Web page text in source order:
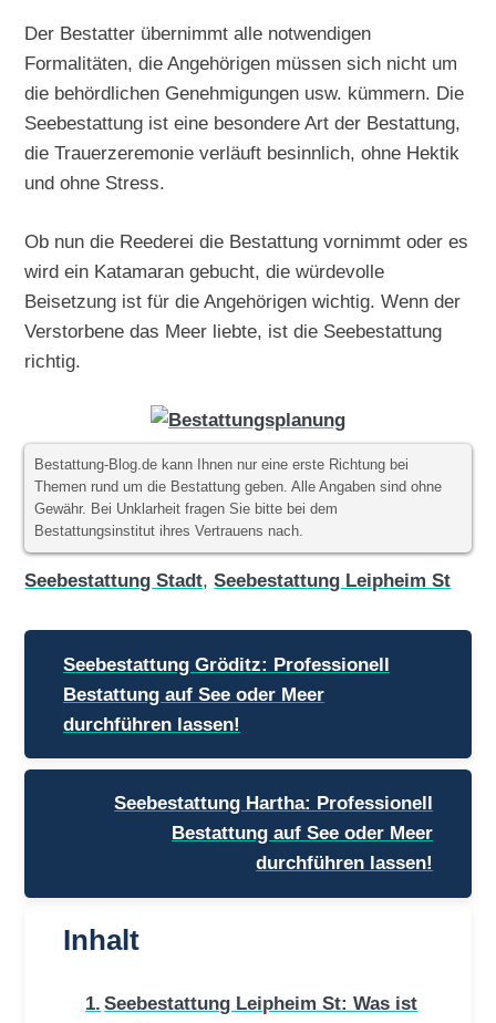
Der Bestatter übernimmt alle notwendigen
Formalitäten, die Angehörigen müssen sich nicht um
die behördlichen Genehmigungen usw. kümmern. Die
Seebestattung ist eine besondere Art der Bestattung,
die Trauerzeremonie verläuft besinnlich, ohne Hektik
und ohne Stress.
Ob nun die Reederei die Bestattung vornimmt oder es
wird ein Katamaran gebucht, die würdevolle
Beisetzung ist für die Angehörigen wichtig. Wenn der
Verstorbene das Meer liebte, ist die Seebestattung
richtig.
Bestattung-Blog.de kann Ihnen nur eine erste Richtung bei
Themen rund um die Bestattung geben. Alle Angaben sind ohne
Gewähr. Bei Unklarheit fragen Sie bitte bei dem
Bestattungsinstitut ihres Vertrauens nach.
Seebestattung Stadt,Seebestattung Leipheim St
Beitragsnavigation
Seebestattung Gröditz: Professionell
Bestattung auf See oder Meer
durchführen lassen!
Seebestattung Hartha: Professionell
Bestattung auf See oder Meer
durchführen lassen!
Inhalt
Seebestattung Leipheim St: Was ist